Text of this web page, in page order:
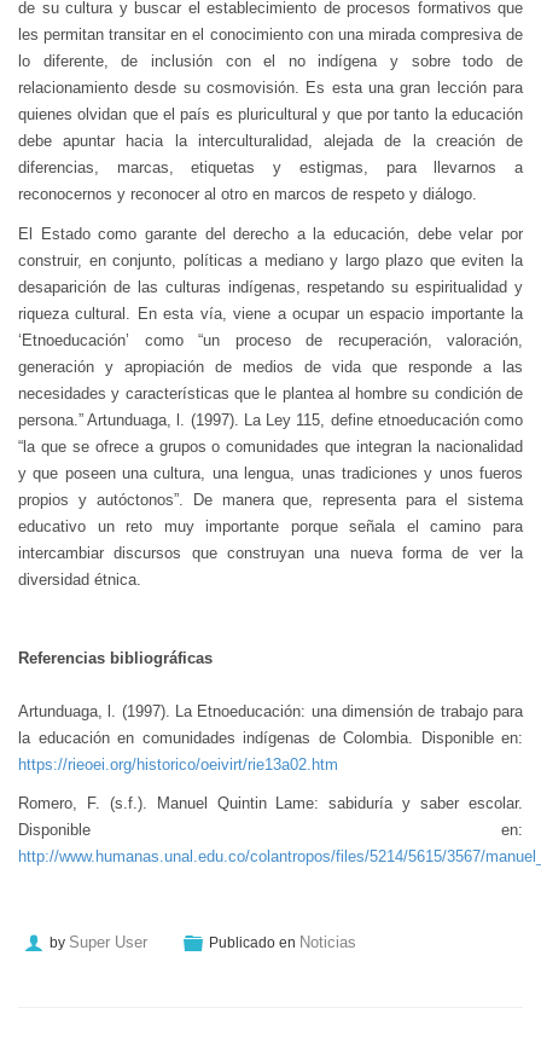
de su cultura y buscar el establecimiento de procesos formativos que
les permitan transitar en el conocimiento con una mirada compresiva de
lo diferente, de inclusión con el no indígena y sobre todo de
relacionamiento desde su cosmovisión. Es esta una gran lección para
quienes olvidan que el país es pluricultural y que por tanto la educación
debe apuntar hacia la interculturalidad, alejada de la creación de
diferencias, marcas, etiquetas y estigmas, para llevarnos a
reconocernos y reconocer al otro en marcos de respeto y diálogo.
El Estado como garante del derecho a la educación, debe velar por
construir, en conjunto, políticas a mediano y largo plazo que eviten la
desaparición de las culturas indígenas, respetando su espiritualidad y
riqueza cultural. En esta vía, viene a ocupar un espacio importante la
‘Etnoeducación’ como “un proceso de recuperación, valoración,
generación y apropiación de medios de vida que responde a las
necesidades y características que le plantea al hombre su condición de
persona.” Artunduaga, l. (1997). La Ley 115, define etnoeducación como
“la que se ofrece a grupos o comunidades que integran la nacionalidad
y que poseen una cultura, una lengua, unas tradiciones y unos fueros
propios y autóctonos”. De manera que, representa para el sistema
educativo un reto muy importante porque señala el camino para
intercambiar discursos que construyan una nueva forma de ver la
diversidad étnica.
Referencias bibliográficas
Artunduaga, l. (1997). La Etnoeducación: una dimensión de trabajo para
la educación en comunidades indígenas de Colombia. Disponible en:
https://rieoei.org/historico/oeivirt/rie13a02.htm
Romero, F. (s.f.). Manuel Quintin Lame: sabiduría y saber escolar.
Disponible en:
http://www.humanas.unal.edu.co/colantropos/files/5214/5615/3567/
by Super User Publicado en Noticias